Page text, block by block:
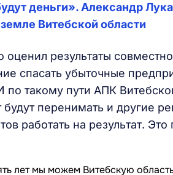
деньги»‌. Александр
Витебской области
оценил результаты
спасать убыточные
по такому пути АПК
перенимать и другие
работать на результат.